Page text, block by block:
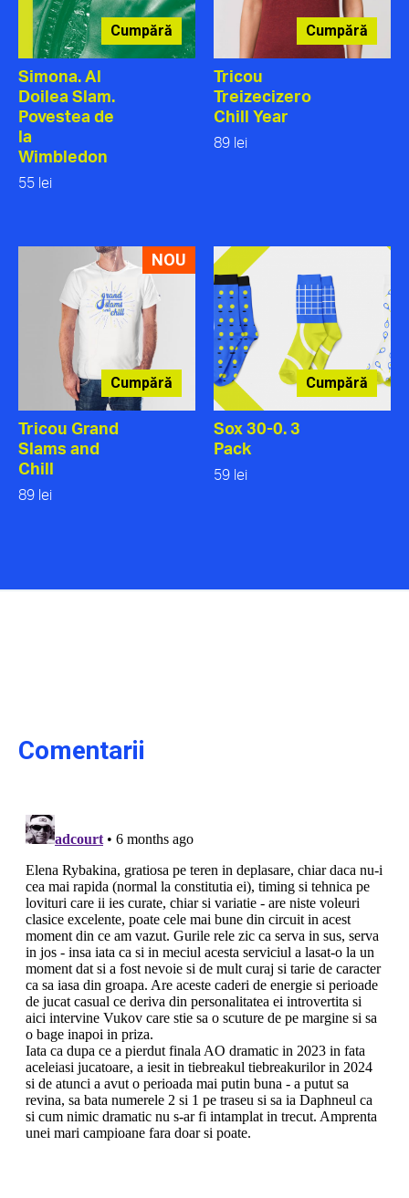
Cumpără
Simona. Al
Doilea Slam.
Povestea de
la
Wimbledon
55 lei
Cumpără
Tricou
Treizecizero
Chill Year
89 lei
NOU
Cumpără
Tricou Grand
Slams and
Chill
89 lei
Cumpără
Sox 30-0. 3
Pack
59 lei
Comentarii